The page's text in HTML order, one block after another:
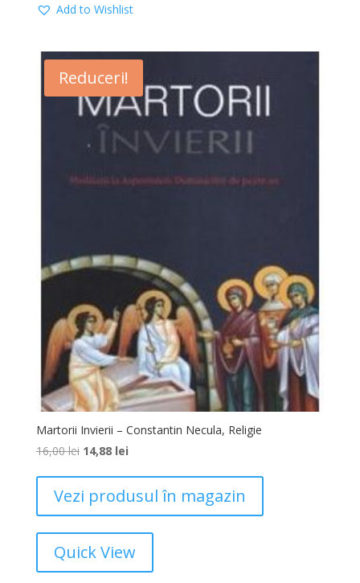
Add to Wishlist
Reduceri!
Martorii Invierii – Constantin Necula, Religie
16,00lei 14,88 lei
Vezi produsul în magazin
Quick View